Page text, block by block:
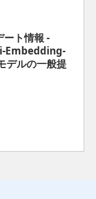
ト情報 -
Embedding-
デルの一般提